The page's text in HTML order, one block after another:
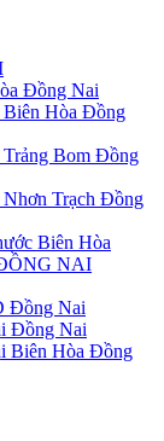
Đồng Nai
Biên Hòa Đồng
Bom Đồng
Trạch Đồng
Biên Hòa
NAI
Đồng Nai
Đồng Nai
Biên Hòa Đồng